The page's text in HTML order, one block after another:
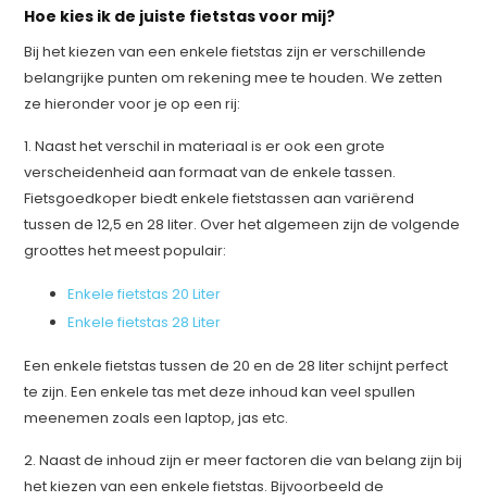
Hoe kies ik de juiste fietstas voor mij?
Bij het kiezen van een enkele fietstas zijn er verschillende
belangrijke punten om rekening mee te houden. We zetten
ze hieronder voor je op een rij:
1.Naast het verschil in materiaal is er ook een grote
verscheidenheid aan formaat van de enkele tassen.
Fietsgoedkoper biedt enkele fietstassen aan variërend
tussen de 12,5 en 28 liter. Over het algemeen zijn de volgende
groottes het meest populair:
Enkele fietstas 20 Liter
Enkele fietstas 28 Liter
Een enkele fietstas tussen de 20 en de 28 liter schijnt perfect
te zijn. Een enkele tas met deze inhoud kan veel spullen
meenemen zoals een laptop, jas etc.
2. Naast de inhoud zijn er meer factoren die van belang zijn bij
het kiezen van een enkele fietstas. Bijvoorbeeld de